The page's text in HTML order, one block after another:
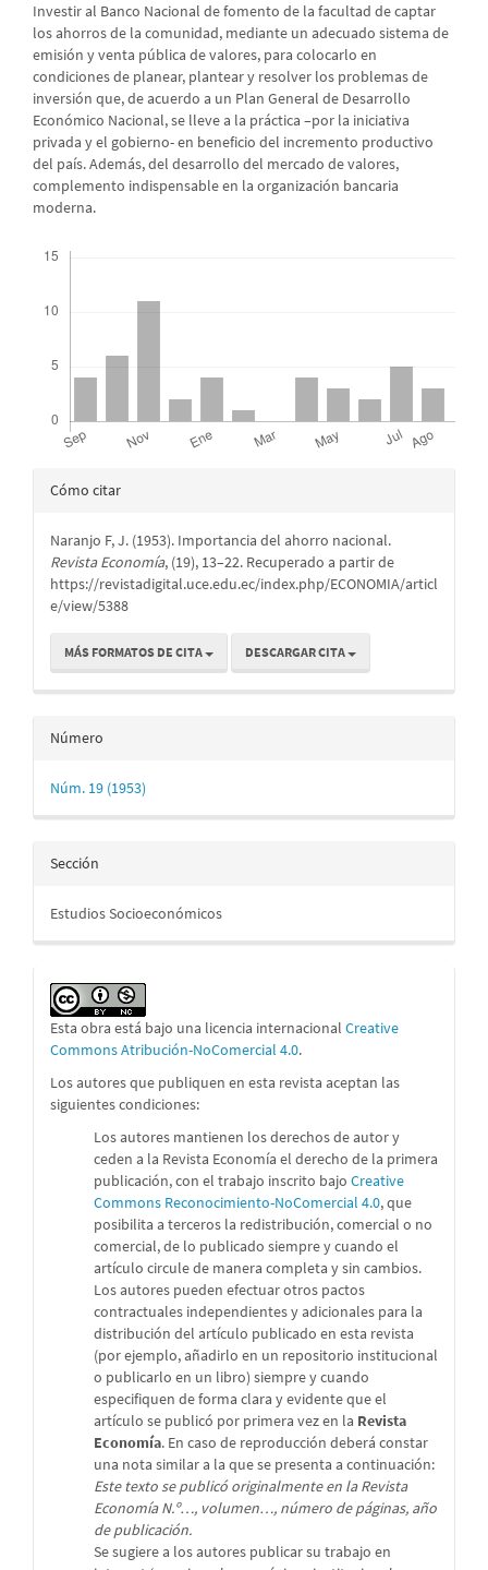
Investir al Banco Nacional de fomento de la facultad de captar
los ahorros de la comunidad, mediante un adecuado sistema de
emisión y venta pública de valores, para colocarlo en
condiciones de planear, plantear y resolver los problemas de
inversión que, de acuerdo a un Plan General de Desarrollo
Económico Nacional, se lleve a la práctica –por la iniciativa
privada y el gobierno- en beneficio del incremento productivo
del país. Además, del desarrollo del mercado de valores,
complemento indispensable en la organización bancaria
moderna.
Detalles
artículo
Cómo citar
Naranjo F, J. (1953). Importancia del ahorro nacional.
Revista Economía, (19), 13–22. Recuperado a partir de
https://revistadigital.uce.edu.ec/index.php/ECONOMIA/articl
e/view/5388
MÁS FORMATOS DE CITA DESCARGAR CITA
Número
Núm. 19 (1953)
Sección
Estudios Socioeconómicos
Esta obra está bajo una licencia internacional Creative
Commons Atribución-NoComercial 4.0.
Los autores que publiquen en esta revista aceptan las
siguientes condiciones:
Los autores mantienen los derechos de autor y
ceden a la Revista Economía el derecho de la primera
publicación, con el trabajo inscrito bajo Creative
Commons Reconocimiento-NoComercial 4.0, que
posibilita a terceros la redistribución, comercial o no
comercial, de lo publicado siempre y cuando el
artículo circule de manera completa y sin cambios.
Los autores pueden efectuar otros pactos
contractuales independientes y adicionales para la
distribución del artículo publicado en esta revista
(por ejemplo, añadirlo en un repositorio institucional
o publicarlo en un libro) siempre y cuando
especifiquen de forma clara y evidente que el
artículo se publicó por primera vez en la Revista
Economía. En caso de reproducción deberá constar
una nota similar a la que se presenta a continuación:
Este texto se publicó originalmente en la Revista
Economía N.º…, volumen…, número de páginas, año
de publicación.
Se sugiere a los autores publicar su trabajo en